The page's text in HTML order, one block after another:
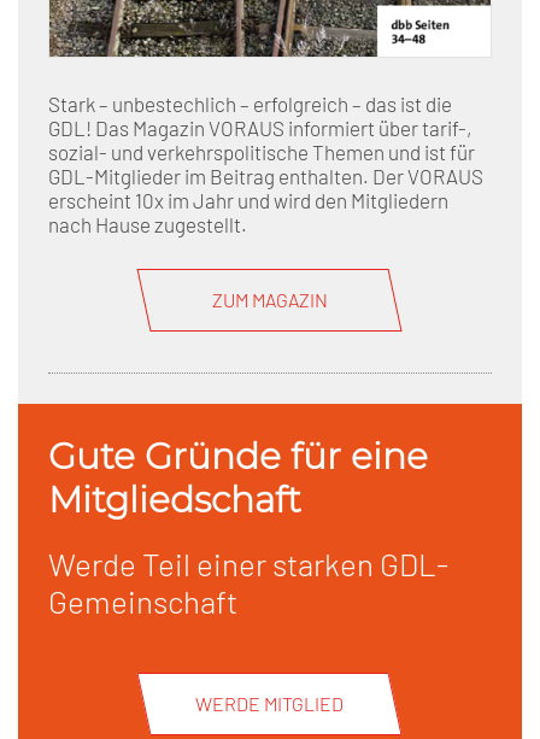
Stark – unbestechlich – erfolgreich – das ist die
GDL! Das Magazin VORAUS informiert über tarif-,
sozial- und verkehrspolitische Themen und ist für
GDL-Mitglieder im Beitrag enthalten. Der VORAUS
erscheint 10x im Jahr und wird den Mitgliedern
nach Hause zugestellt.
ZUM MAGAZIN
Gute Gründe für eine
Mitgliedschaft
Werde Teil einer starken GDL-
Gemeinschaft
WERDE MITGLIED